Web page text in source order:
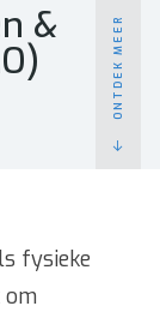
PMO)
& ONTDEK MEER
fysieke
om